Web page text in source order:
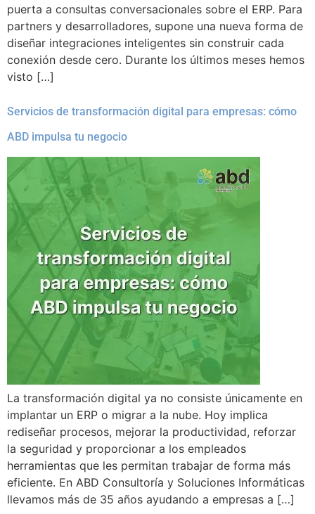
puerta a consultas conversacionales sobre el ERP. Para
partners y desarrolladores, supone una nueva forma de
diseñar integraciones inteligentes sin construir cada
conexión desde cero. Durante los últimos meses hemos
visto […]
Servicios de transformación digital para empresas: cómo
ABD impulsa tu negocio
La transformación digital ya no consiste únicamente en
implantar un ERP o migrar a la nube. Hoy implica
rediseñar procesos, mejorar la productividad, reforzar
la seguridad y proporcionar a los empleados
herramientas que les permitan trabajar de forma más
eficiente. En ABD Consultoría y Soluciones Informáticas
llevamos más de 35 años ayudando a empresas a […]